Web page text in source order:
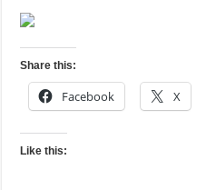
Share this:
Facebook X
Like this: